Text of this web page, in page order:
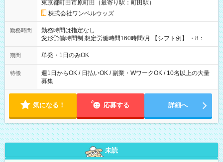
東京都町田市原町田（最寄り駅：町田駅）
株式会社ワンベルウッズ
勤務時間
勤務時間は指定なし
変形労働時間制 想定労働時間160時間/月 【シフト例】 ・8：00
～21：00
期間 単発・1日のみOK
特徴
週1日からOK / 日払いOK / 副業・WワークOK / 10名以上の大量
募集
気になる！ 応募する 詳細へ
未読